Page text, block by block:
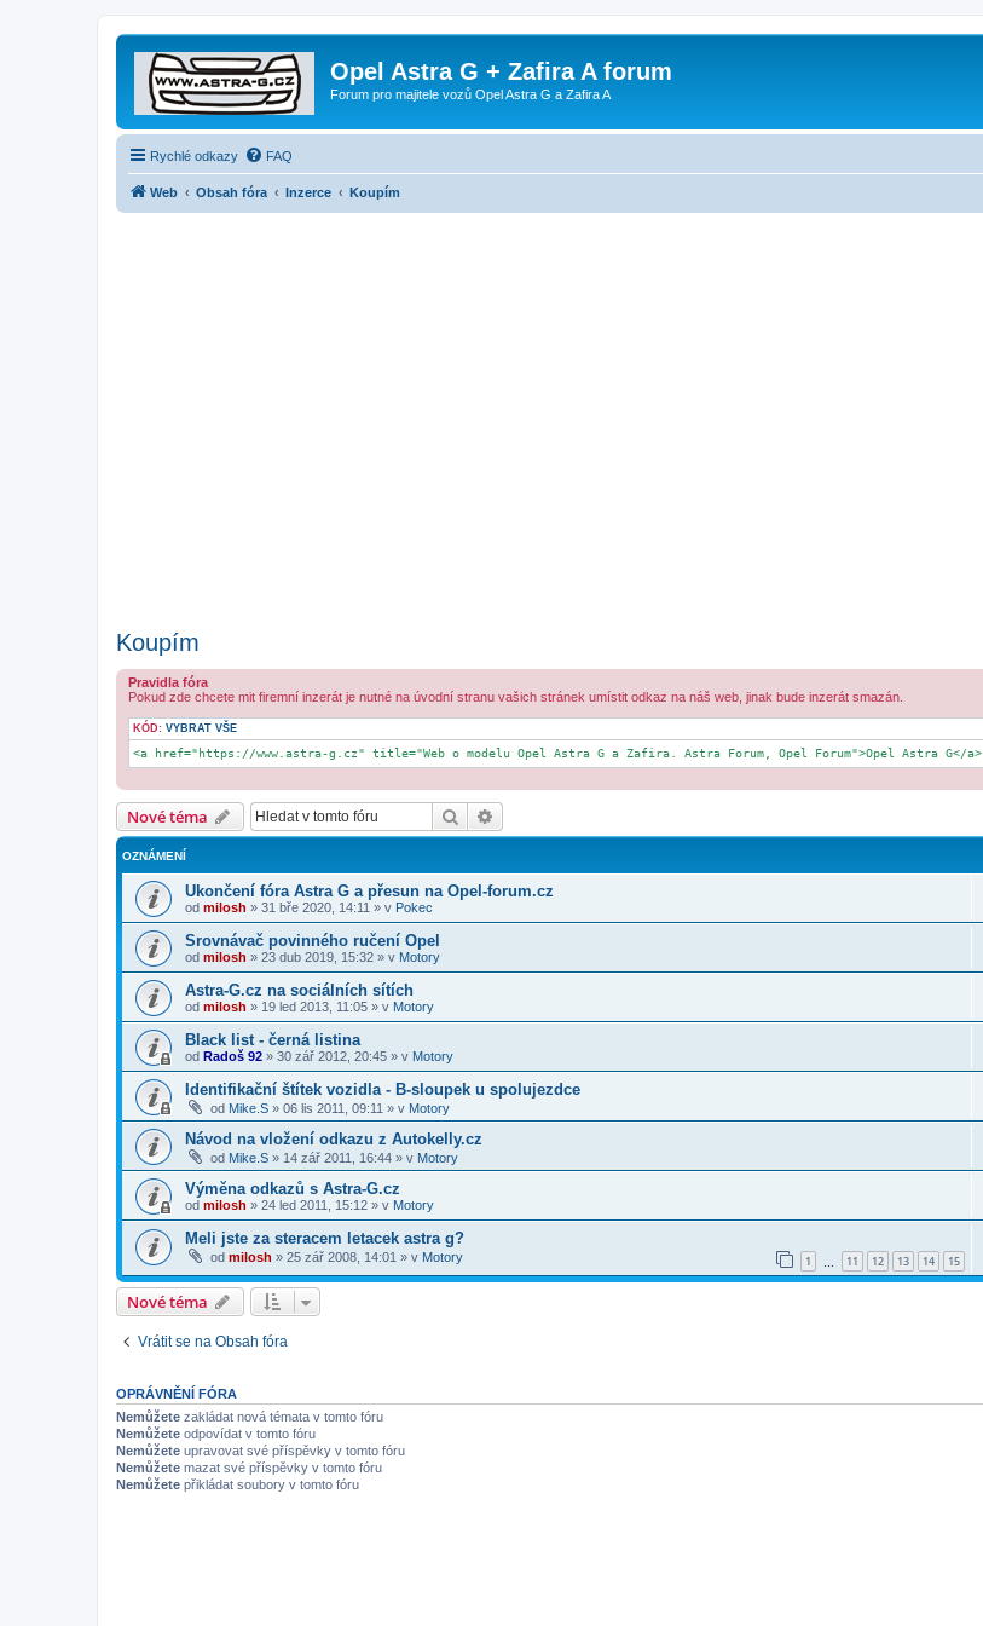
Opel Astra G + Zafira A forum
Forum pro majitele vozů Opel Astra G a Zafira A
Rychlé odkazy FAQ
Web Obsah fóra Inzerce Koupím
Koupím
Pravidla fóra
Pokud zde chcete mit firemní inzerát je nutné na úvodní stranu vašich stránek umístit odkaz na náš web, jinak bude inzerát smazán.
KÓD: VYBRAT VŠE
<a href="https://www.astra-g.cz" title="Web o modelu Opel Astra G a Zafira. Astra Forum, Opel Forum">Opel Astra G</a>
Nové téma Hledat
OZNÁMENÍ
Ukončení fóra Astra G a přesun na Opel-forum.cz
od milosh » 31 bře 2020, 14:11 » v Pokec
Srovnávač povinného ručení Opel
od milosh » 23 dub 2019, 15:32 » v Motory
Astra-G.cz na sociálních sítích
od milosh » 19 led 2013, 11:05 » v Motory
Black list - černá listina
od Radoš 92 » 30 zář 2012, 20:45 » v Motory
Identifikační štítek vozidla - B-sloupek u spolujezdce
od Mike.S » 06 lis 2011, 09:11 » v Motory
Návod na vložení odkazu z Autokelly.cz
od Mike.S » 14 zář 2011, 16:44 » v Motory
Výměna odkazů s Astra-G.cz
od milosh » 24 led 2011, 15:12 » v Motory
Meli jste za steracem letacek astra g?
od milosh » 25 zář 2008, 14:01 » v Motory 1 11 12 13 14 15
Nové téma
Vrátit se na Obsah fóra
OPRÁVNĚNÍ FÓRA
Nemůžete zakládat nová témata v tomto fóru
Nemůžete odpovídat v tomto fóru
Nemůžete upravovat své příspěvky v tomto fóru
Nemůžete mazat své příspěvky v tomto fóru
Nemůžete přikládat soubory v tomto fóru